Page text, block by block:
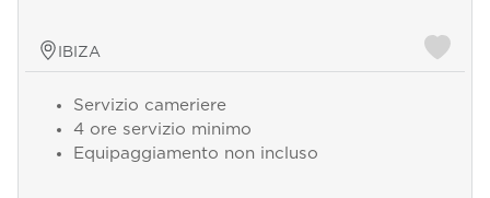
IBIZA
Servizio cameriere
4 ore servizio minimo
Equipaggiamento non incluso